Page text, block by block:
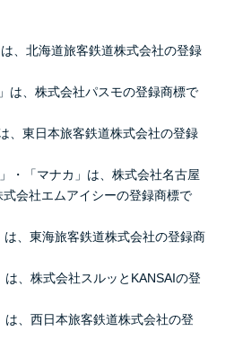
、北海道旅客鉄道株式会社の登録
、株式会社パスモの登録商標で
東日本旅客鉄道株式会社の登録
「マナカ」は、株式会社名古屋
会社エムアイシーの登録商標で
、東海旅客鉄道株式会社の登録商
、株式会社スルッとKANSAIの登
、西日本旅客鉄道株式会社の登